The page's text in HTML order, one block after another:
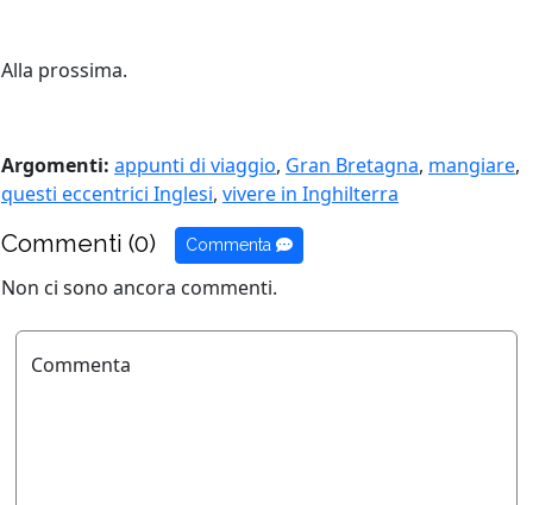
Alla prossima.
Argomenti: appunti di viaggio, Gran Bretagna, mangiare,
questi eccentrici Inglesi, vivere in Inghilterra
Commenti (0) Commenta
Non ci sono ancora commenti.
Commenta